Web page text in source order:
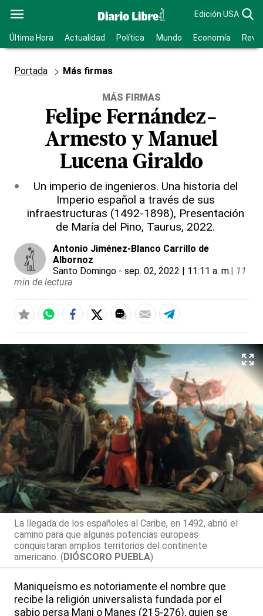
Edición USA
Última Hora Actualidad Política Mundo Economía
Portada Más firmas
MÁS FIRMAS
Felipe Fernández-
Armesto y Manuel
Lucena Giraldo
Un imperio de ingenieros. Una historia del
Imperio español a través de sus
infraestructuras (1492-1898), Presentación
de María del Pino, Taurus, 2022.
Antonio Jiménez-Blanco Carrillo de
Albornoz
Santo Domingo - sep. 02, 2022 | 11:11 a. m.| 11
min de lectura
La llegada de los españoles al Caribe, en 1492, abrió el
camino para que algunas potencias europeas
conquistaran amplios territorios del continente
americano. (DIÓSCORO PUEBLA)
Maniqueísmo es notoriamente el nombre que
recibe la religión universalista fundada por el
sabio persa Mani o Manes (215-276), quien se